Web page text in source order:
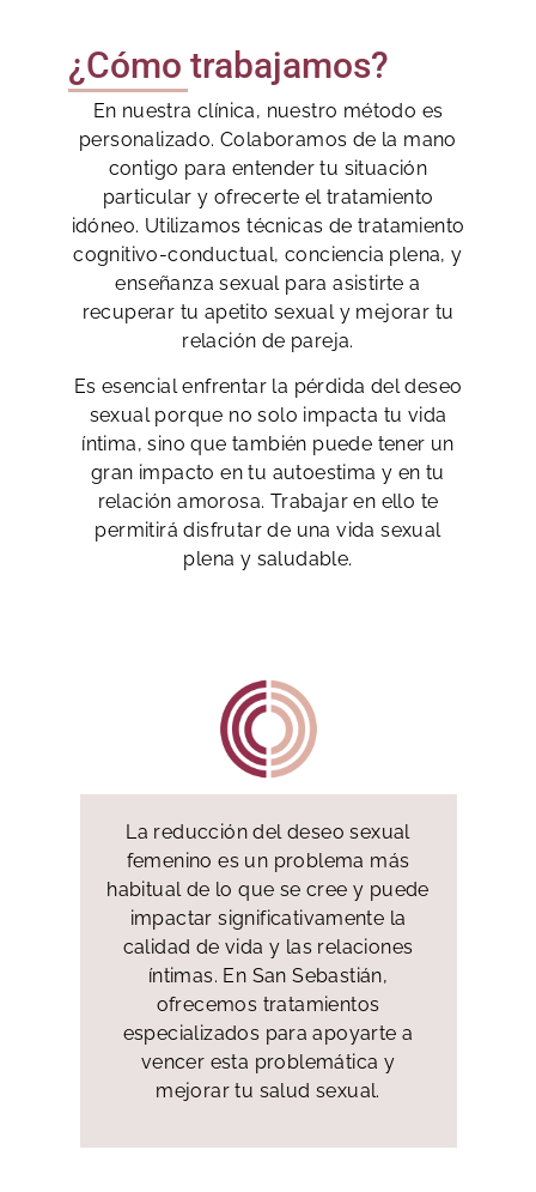
¿Cómo trabajamos?
En nuestra clínica, nuestro método es
personalizado. Colaboramos de la mano
contigo para entender tu situación
particular y ofrecerte el tratamiento
idóneo. Utilizamos técnicas de tratamiento
cognitivo-conductual, conciencia plena, y
enseñanza sexual para asistirte a
recuperar tu apetito sexual y mejorar tu
relación de pareja.
Es esencial enfrentar la pérdida del deseo
sexual porque no solo impacta tu vida
íntima, sino que también puede tener un
gran impacto en tu autoestima y en tu
relación amorosa. Trabajar en ello te
permitirá disfrutar de una vida sexual
plena y saludable.
La reducción del deseo sexual
femenino es un problema más
habitual de lo que se cree y puede
impactar significativamente la
calidad de vida y las relaciones
íntimas. En San Sebastián,
ofrecemos tratamientos
especializados para apoyarte a
vencer esta problemática y
mejorar tu salud sexual.